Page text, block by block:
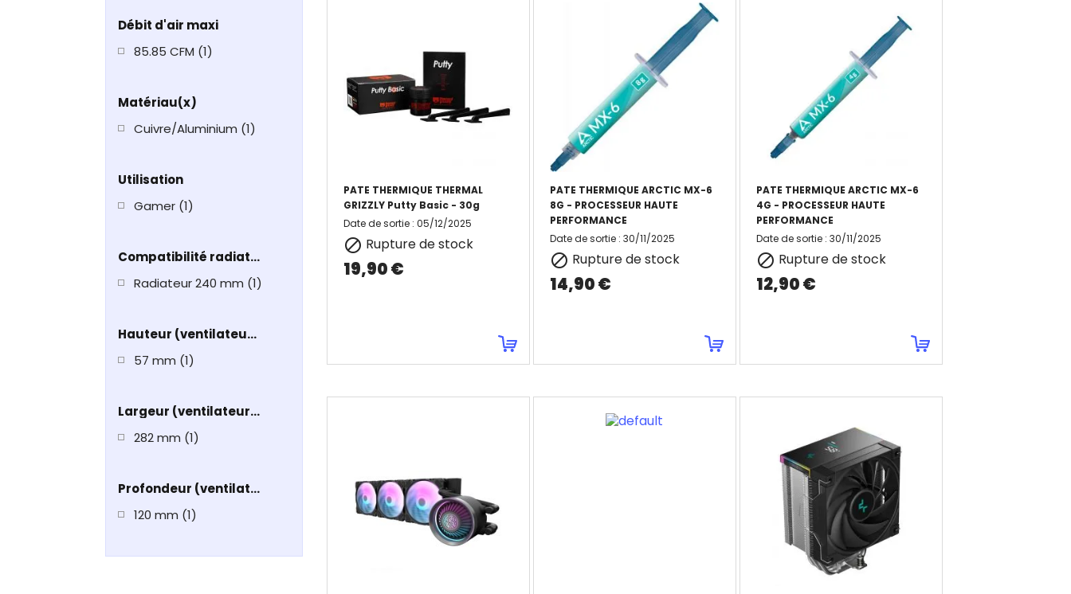
Débit d'air maxi
85.85 CFM (1)
Matériau(x)
Cuivre/Aluminium (1)
Utilisation
Gamer (1)
Compatibilité radiateur AIO
Radiateur 240 mm (1)
Hauteur (ventilateur inclus)
57 mm (1)
Largeur (ventilateur inclus)
282 mm (1)
Profondeur (ventilateur inclus)
120 mm (1)
PATE THERMIQUE THERMAL
GRIZZLY Putty Basic - 30g
Date de sortie: 05/12/2025
 Rupture de stock
19,90 €
PATE THERMIQUE ARCTIC MX-6
8G - PROCESSEUR HAUTE
PERFORMANCE
Date de sortie: 30/11/2025
 Rupture de stock
14,90 €
PATE THERMIQUE ARCTIC MX-6
4G - PROCESSEUR HAUTE
PERFORMANCE
Date de sortie: 30/11/2025
 Rupture de stock
12,90 €